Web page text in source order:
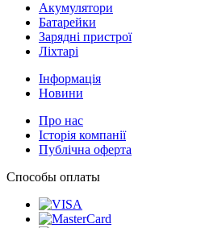
Акумулятори
Батарейки
Зарядні пристрої
Ліхтарі
Інформація
Новини
Про нас
Історія компанії
Публічна оферта
Способы оплаты